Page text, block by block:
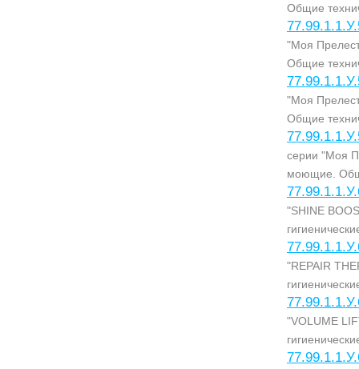
Общие
"Моя
Общие
"Моя
Общие
серии "Моя
моющие.
"SHINE
"REPAIR
"VOLUME